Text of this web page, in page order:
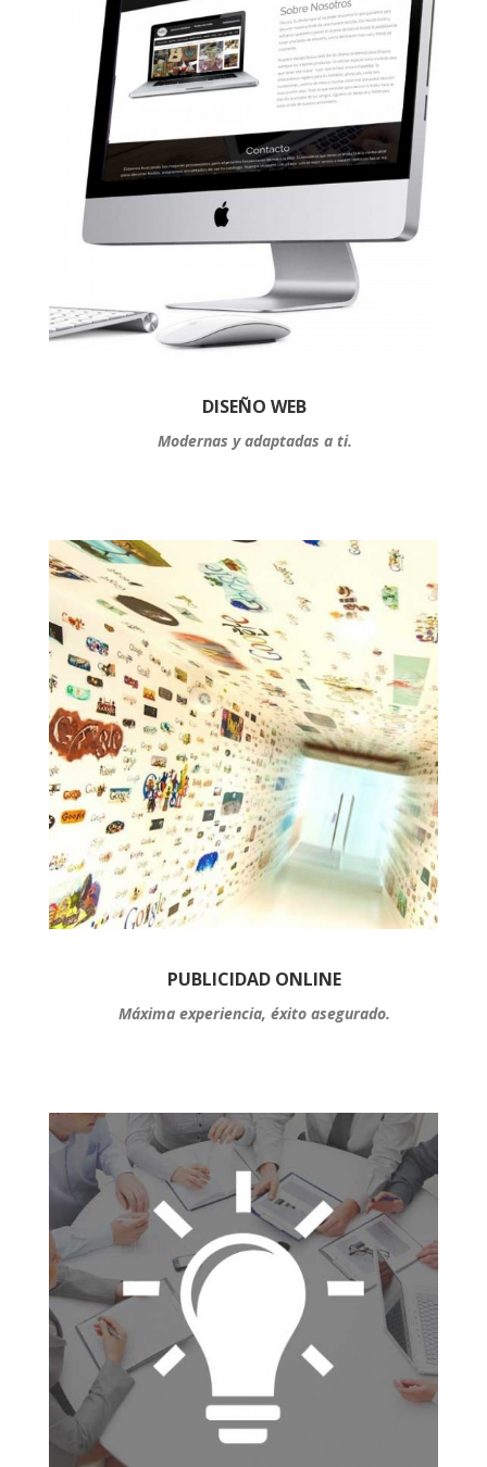
DISEÑO WEB
Modernas y adaptadas a ti.
PUBLICIDAD ONLINE
Máxima experiencia, éxito asegurado.